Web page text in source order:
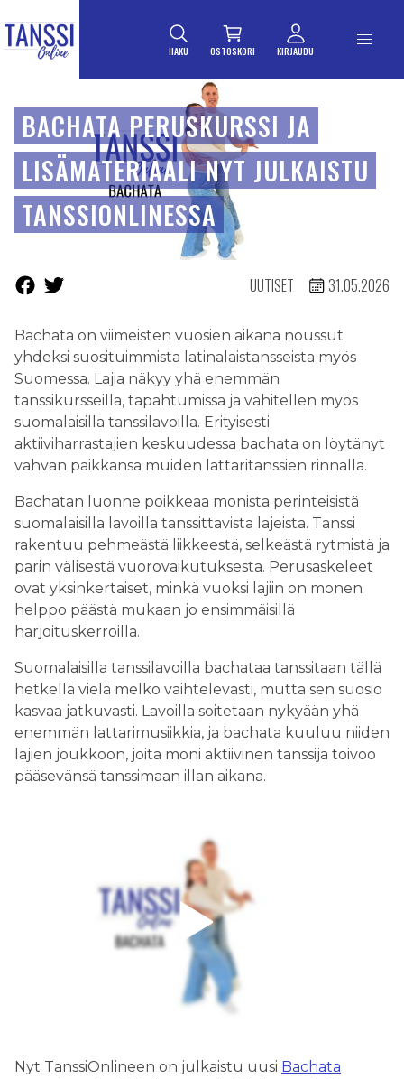
HAKU OSTOSKORI KIRJAUDU
BACHATA PERUSKURSSI JA
LISÄMATERIAALI NYT JULKAISTU
TANSSIONLINESSA
UUTISET 31.05.2026
Bachata on viimeisten vuosien aikana noussut
yhdeksi suosituimmista latinalaistansseista myös
Suomessa. Lajia näkyy yhä enemmän
tanssikursseilla, tapahtumissa ja vähitellen myös
suomalaisilla tanssilavoilla. Erityisesti
aktiiviharrastajien keskuudessa bachata on löytänyt
vahvan paikkansa muiden lattaritanssien rinnalla.
Bachatan luonne poikkeaa monista perinteisistä
suomalaisilla lavoilla tanssittavista lajeista. Tanssi
rakentuu pehmeästä liikkeestä, selkeästä rytmistä ja
parin välisestä vuorovaikutuksesta. Perusaskeleet
ovat yksinkertaiset, minkä vuoksi lajiin on monen
helppo päästä mukaan jo ensimmäisillä
harjoituskerroilla.
Suomalaisilla tanssilavoilla bachataa tanssitaan tällä
hetkellä vielä melko vaihtelevasti, mutta sen suosio
kasvaa jatkuvasti. Lavoilla soitetaan nykyään yhä
enemmän lattarimusiikkia, ja bachata kuuluu niiden
lajien joukkoon, joita moni aktiivinen tanssija toivoo
pääsevänsä tanssimaan illan aikana.
Nyt TanssiOnlineen on julkaistu uusi Bachata